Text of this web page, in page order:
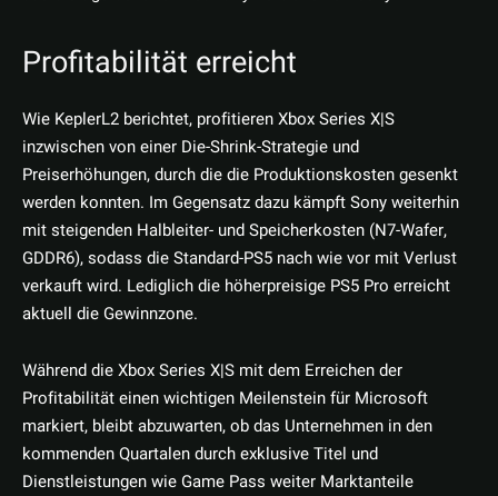
Profitabilität erreicht
Wie KeplerL2 berichtet, profitieren Xbox Series X|S
inzwischen von einer Die-Shrink-Strategie und
Preiserhöhungen, durch die die Produktionskosten gesenkt
werden konnten. Im Gegensatz dazu kämpft Sony weiterhin
mit steigenden Halbleiter- und Speicherkosten (N7-Wafer,
GDDR6), sodass die Standard-PS5 nach wie vor mit Verlust
verkauft wird. Lediglich die höherpreisige PS5 Pro erreicht
aktuell die Gewinnzone.
Während die Xbox Series X|S mit dem Erreichen der
Profitabilität einen wichtigen Meilenstein für Microsoft
markiert, bleibt abzuwarten, ob das Unternehmen in den
kommenden Quartalen durch exklusive Titel und
Dienstleistungen wie Game Pass weiter Marktanteile